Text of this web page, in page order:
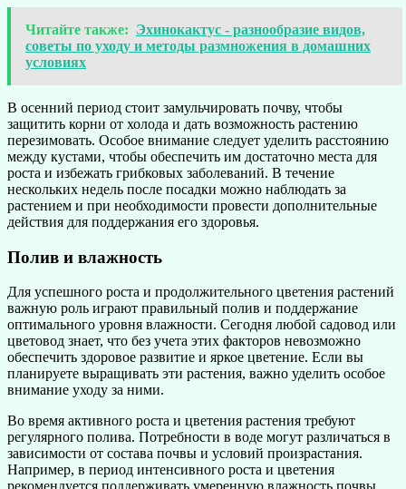
Читайте также: Эхинокактус - разнообразие видов,
советы по уходу и методы размножения в домашних
условиях
В осенний период стоит замульчировать почву, чтобы
защитить корни от холода и дать возможность растению
перезимовать. Особое внимание следует уделить расстоянию
между кустами, чтобы обеспечить им достаточно места для
роста и избежать грибковых заболеваний. В течение
нескольких недель после посадки можно наблюдать за
растением и при необходимости провести дополнительные
действия для поддержания его здоровья.
Полив и влажность
Для успешного роста и продолжительного цветения растений
важную роль играют правильный полив и поддержание
оптимального уровня влажности. Сегодня любой садовод или
цветовод знает, что без учета этих факторов невозможно
обеспечить здоровое развитие и яркое цветение. Если вы
планируете выращивать эти растения, важно уделить особое
внимание уходу за ними.
Во время активного роста и цветения растения требуют
регулярного полива. Потребности в воде могут различаться в
зависимости от состава почвы и условий произрастания.
Например, в период интенсивного роста и цветения